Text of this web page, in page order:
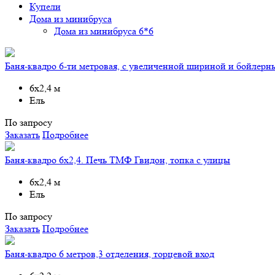
Купели
Дома из минибруса
Дома из минибруса 6*6
Баня-квадро 6-ти метровая, с увеличенной шириной и
6х2,4 м
Ель
По запросу
Заказать Подробнее
Баня-квадро 6х2,4. Печь ТМФ Гвидон, топка с улицы
6х2,4 м
Ель
По запросу
Заказать Подробнее
Баня-квадро 6 метров,3 отделения, торцевой вход